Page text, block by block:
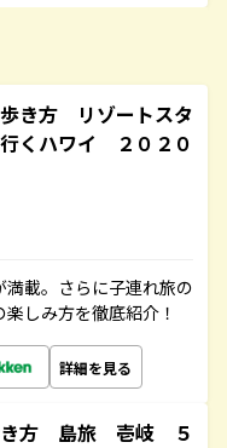
き方 リゾートスタ
くハワイ ２０２０
載。さらに子連れ旅の
しみ方を徹底紹介！
詳細を見る
き方 島旅 壱岐 ５